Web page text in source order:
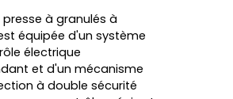
à granulés à
équipée d'un système
électrique
et d'un mécanisme
à double sécurité